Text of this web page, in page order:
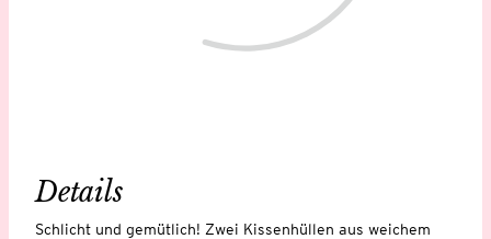
Details
Schlicht und gemütlich! Zwei Kissenhüllen aus weichem